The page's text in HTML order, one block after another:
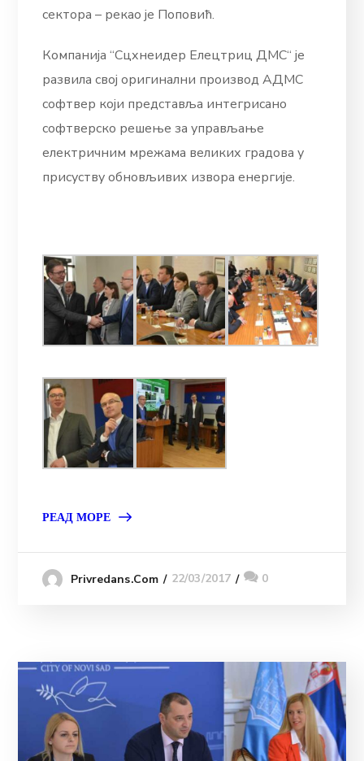
сектора – рекао је Поповић.
Компанија “Сцхнеидер Елецтриц ДМС“ је
развила свој оригинални производ АДМС
софтвер који представља интегрисано
софтверско решење за управљање
електричним мрежама великих градова у
присуству обновљивих извора енергије.
РЕАД МОРЕ
Privredans.com 22/03/2017 0